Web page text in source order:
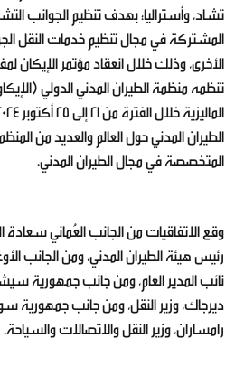
تشاد، وأستراليا؛ بهدف تنظيم الجوانب
المشتركة في مجال تنظيم خدمات النقل
الأخرى، وذلك خلال انعقاد مؤتمر الإيكان
تنظمه منظمة الطيران المدني الدولي
الطيران المدني حول العالم والعديد من
المتخصصة في مجال الطيران المدني.
وقع الاتفاقيات من الجانب العُماني سعادة
رئيس هيئة الطيران المدني، ومن الجانب
نائب المدير العام، ومن جانب جمهورية
ديرجاك، وزير النقل، ومن جانب جمهورية
رامساران، وزير النقل والاتصالات والسياحة.